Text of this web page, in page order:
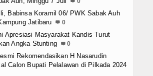
Babinsa Koramil 06/ PWK Sabak Auh
Jatibaru
0
Apresiasi Masyarakat Kandis Turut
Angka Stunting
0
Rekomendasikan H Nasarudin
Calon Bupati Pelalawan di Pilkada 2024